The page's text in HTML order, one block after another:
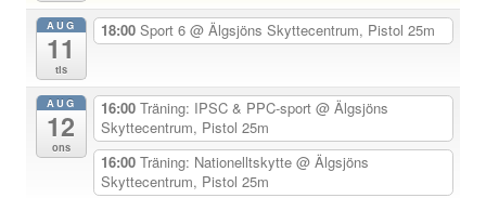
e
AUG
11
tis
18:00 Sport 6 @ Älgsjöns Skyttecentrum, Pistol 25m
AUG
12
ons
16:00 Träning: IPSC & PPC-sport @ Älgsjöns
Skyttecentrum, Pistol 25m
16:00 Träning: Nationelltskytte @ Älgsjöns
Skyttecentrum, Pistol 25m